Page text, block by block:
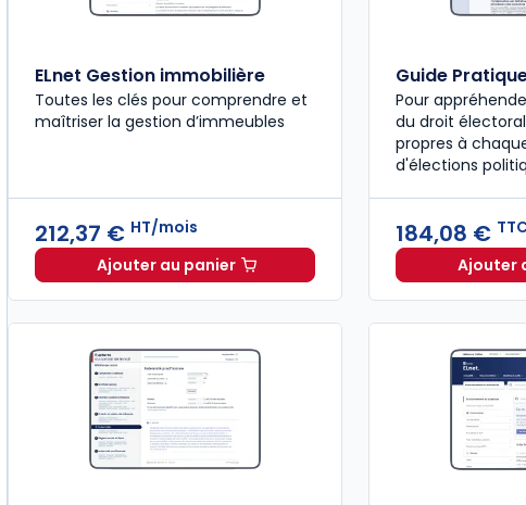
ELnet Gestion immobilière
Toutes les clés pour comprendre et
maîtriser la gestion d’immeubles
212,37 € HT/mois
Ajouter au panierELnet Gestion immobilière à 212,37 €HT/
Guide
Pour
du droit
propres à
d'élections
184,08 €
Ajouter